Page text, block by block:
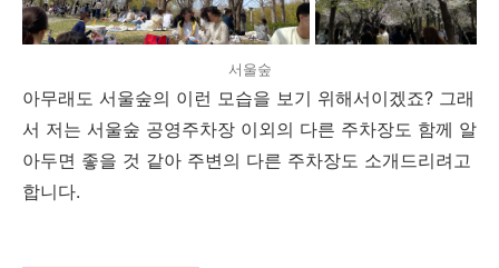
서울숲
아무래도 서울숲의 이런 모습을 보기 위해서이겠죠? 그래
서 저는 서울숲 공영주차장 이외의 다른 주차장도 함께 알
아두면 좋을 것 같아 주변의 다른 주차장도 소개드리려고
합니다.